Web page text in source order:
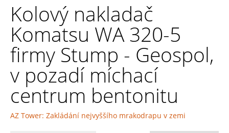
Kolový nakladač
Komatsu WA 320-5
firmy Stump - Geospol,
v pozadí míchací
centrum bentonitu
AZ Tower: Zakládání nejvyššího mrakodrapu v zemi